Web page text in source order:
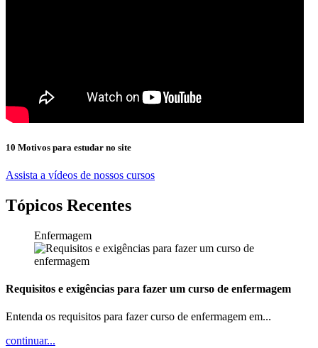
10 Motivos para estudar no site
Assista a vídeos de nossos cursos
Tópicos Recentes
Enfermagem
Requisitos e exigências para fazer um curso de enfermagem
Entenda os requisitos para fazer curso de enfermagem em...
continuar...